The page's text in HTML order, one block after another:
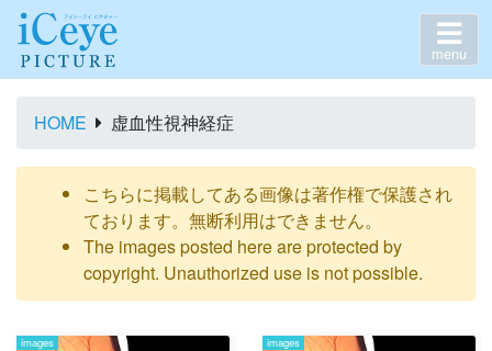
menu
HOME 虚血性視神経症
こちらに掲載してある画像は著作権で保護され
ております。無断利用はできません。
The images posted here are protected by
copyright. Unauthorized use is not possible.
images images